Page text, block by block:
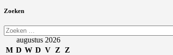
Zoeken
Zoeken
naar:augustus 2026
M D W D V Z
Z